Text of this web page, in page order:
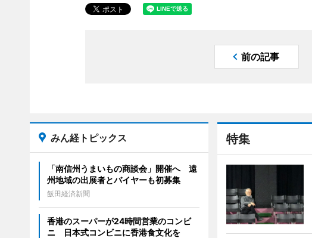
前の記事
特集
みん経トピックス
「南信州うまいもの商談会」開催へ 遠
州地域の出展者とバイヤーも初募集
飯田経済新聞
香港のスーパーが24時間営業のコンビ
ニ 日本式コンビニに香港食文化を